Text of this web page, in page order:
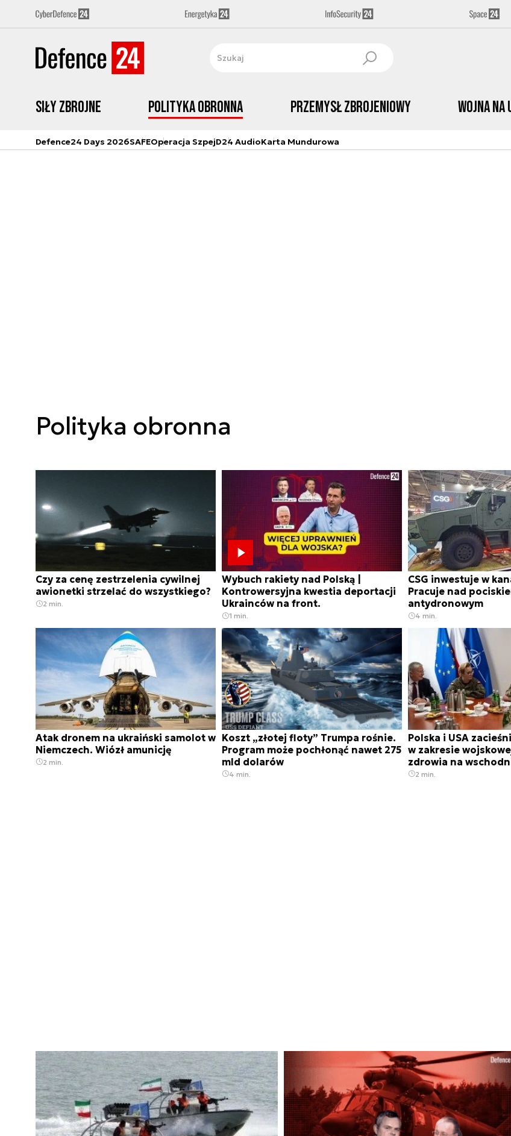
Siły zbrojne Polityka obronna Przemysł Zbrojeniowy Wojna na
Defence24 Days 2026SAFEOperacja SzpejD24 AudioKarta Mundurowa
Polityka obronna
Czy za cenę zestrzelenia cywilnej
awionetki strzelać do wszystkiego?
2 min.
Wybuch rakiety nad Polską |
Kontrowersyjna kwestia deportacji
Ukrainców na front.
1 min.
CSG inwestuje w
Pracuje nad
antydronowym
4 min.
Atak dronem na ukraiński samolot w
Niemczech. Wiózł amunicję
2 min.
Koszt „złotej floty” Trumpa rośnie.
Program może pochłonąć nawet 275
mld dolarów
4 min.
Polska i USA
w zakresie
zdrowia na
2 min.